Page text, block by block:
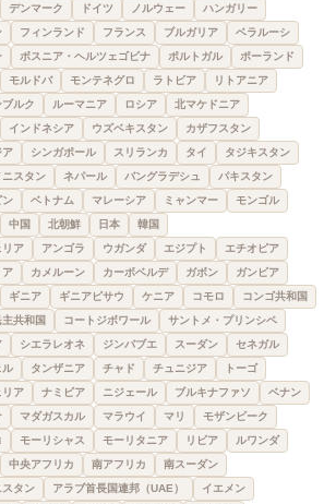
デンマーク ドイツ ノルウェー
ハンガリー
フィンランド フランス ブルガリア
ベラルーシ
ボスニア・ヘルツェゴビナ ポルトガル
ポーランド
モルドバ モンテネグロ ラトビア
リトアニア
ルク
ルーマニア ロシア 北マケドニア
インドネシア ウズベキスタン
カザフスタン
ア
シンガポール スリランカ タイ
タジキスタン
ニスタン
ネパール バングラデシュ
パキスタン
ン
ベトナム マレーシア ミャンマー
モンゴル
中国 北朝鮮 日本 韓国
リア アンゴラ ウガンダ エジプト
エチオピア
ア
カメルーン カーボベルデ ガボン
ガンビア
ギニア ギニアビサウ ケニア コモロ
コンゴ共和国
共和国
コートジボワール
サントメ・プリンシペ
シエラレオネ ジンバブエ スーダン
セネガル
ル
タンザニア チャド チュニジア
トーゴ
リア
ナミビア ニジェール ブルキナファソ
ベナン
マダガスカル マラウイ マリ
モザンビーク
モーリシャス モーリタニア リビア
ルワンダ
中央アフリカ 南アフリカ 南スーダン
スタン アラブ首長国連邦（UAE）
イエメン